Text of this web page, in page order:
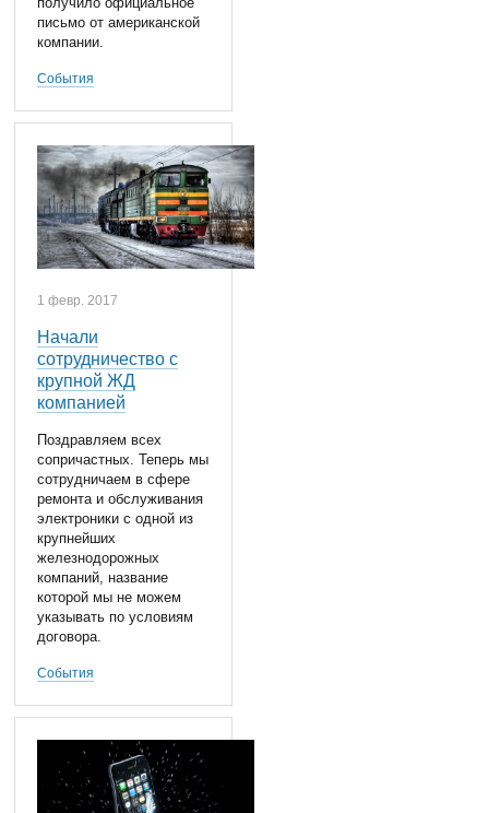
письмо от американской
компании.
События
1 февр. 2017
Начали
сотрудничество с
крупной ЖД
компанией
Поздравляем всех
сопричастных. Теперь мы
сотрудничаем в сфере
ремонта и обслуживания
электроники с одной из
крупнейших
железнодорожных
компаний, название
которой мы не можем
указывать по условиям
договора.
События